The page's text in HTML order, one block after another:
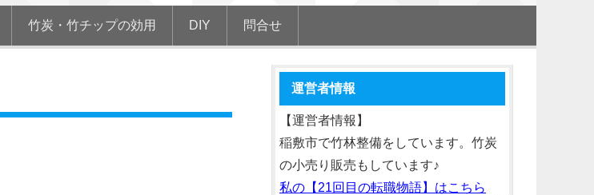
竹炭・竹チップの効用 DIY 問合せ
運営者情報
【運営者情報】
稲敷市で竹林整備をしています。竹炭
の小売り販売もしています♪
私の【21回目の転職物語】はこちら